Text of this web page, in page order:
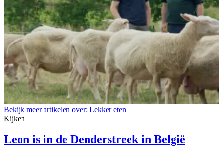
Bekijk meer artikelen over: Lekker eten
Kijken
Leon is in de Denderstreek in België